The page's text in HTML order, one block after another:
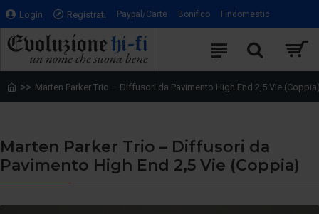
Login Registrati Paypal/Carte Bonifico Findomestic
Marten Parker Trio – Diffusori da Pavimento High End 2,5 Vie
Marten Parker Trio – Diffusori da
Pavimento High End 2,5 Vie (Coppia)